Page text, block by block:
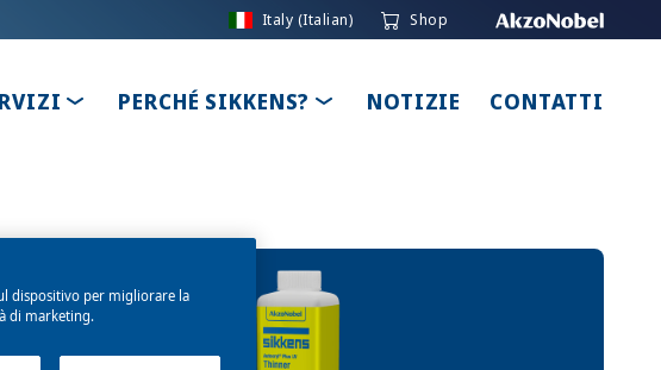
Italy (Italian) Shop
TOGGLE DROPDOWN
PERCHÉ SIKKENS? TOGGLE DROPDOWN
NOTIZIE CONTATTI
dispositivo per migliorare la
di marketing.